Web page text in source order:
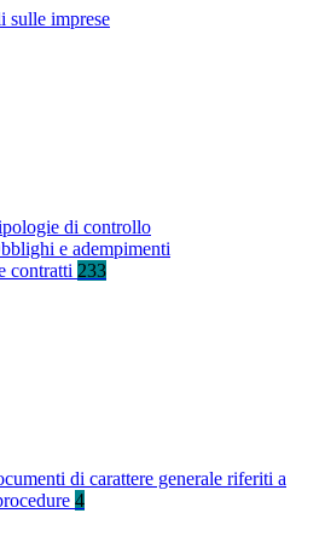
sulle imprese
di controllo
e adempimenti
contratti 233
di carattere generale riferiti a
4